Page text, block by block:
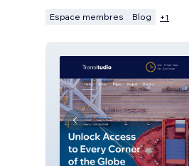
Espace membres Blog +1